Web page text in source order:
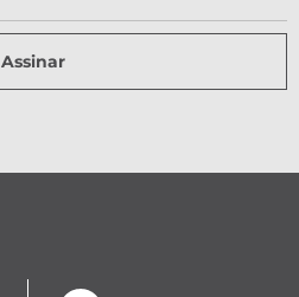
Assinar